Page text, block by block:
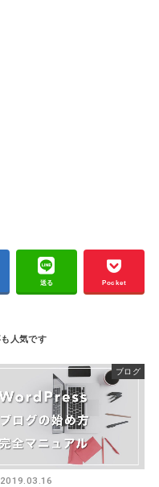
送る Pocket
ブログ
2019.03.16